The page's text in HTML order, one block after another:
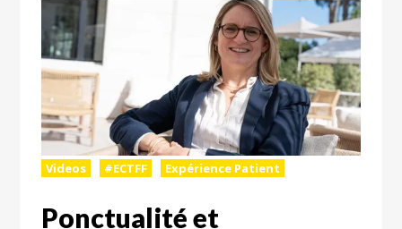
Videos #ECTFF Expérience Patient
Ponctualité et